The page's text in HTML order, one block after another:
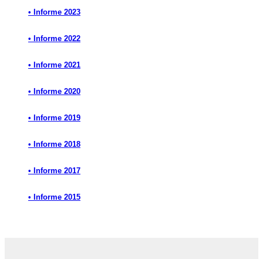
• Informe 2023
• Informe 2022
• Informe 2021
• Informe 2020
• Informe 2019
• Informe 2018
• Informe 2017
• Informe 2015